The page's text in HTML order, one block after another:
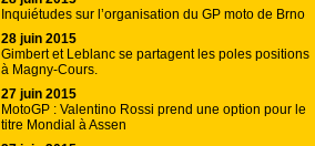
Inquiétudes sur l’organisation du GP moto de Brno
28 juin 2015
Gimbert et Leblanc se partagent les poles positions
à Magny-Cours.
27 juin 2015
MotoGP : Valentino Rossi prend une option pour le
titre Mondial à Assen